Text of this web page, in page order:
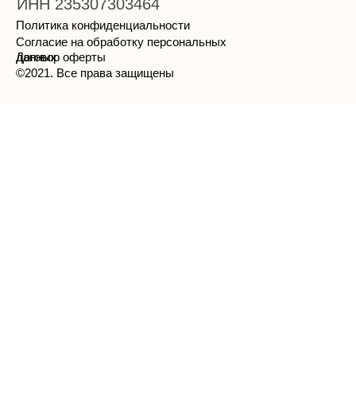
©2021. Все права защищены
Согласие на обработку персональных
данных
Политика конфиденциальности
Договор оферты
ИНН 235307303464